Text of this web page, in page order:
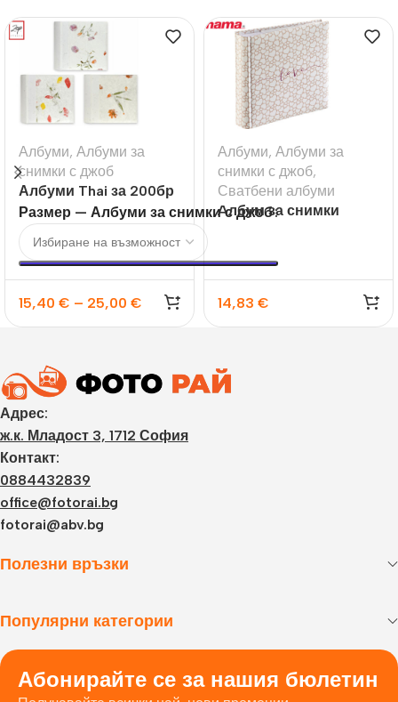
Албуми, Албуми за
снимки с джоб
Албуми Thai за 200бр
10×15 или 13х18
Размер — Албуми за снимки с джоб
15,40 € – 25,00 €
Албуми, Албуми за
снимки с джоб,
Сватбени албуми
Aлбум за снимки
14,83 €
Адрес:
ж.к. Младост 3, 1712 София
Контакт:
0884432839
office@fotorai.bg
fotorai@abv.bg
Полезни връзки
Популярни категории
Абонирайте се за нашия бюлетин